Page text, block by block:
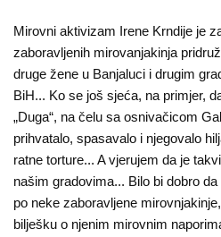
Mirovni aktivizam Irene Krndije je
zaboravljenih mirovanjakinja
druge žene u Banjaluci i drugim
BiH... Ko se još sjeća, na primjer,
„Duga“, na čelu sa osnivačicom
prihvatalo, spasavalo i njegovalo
ratne torture... A vjerujem da je
našim gradovima... Bilo bi dobro
po neke zaboravljene
bilješku o njenim mirovnim